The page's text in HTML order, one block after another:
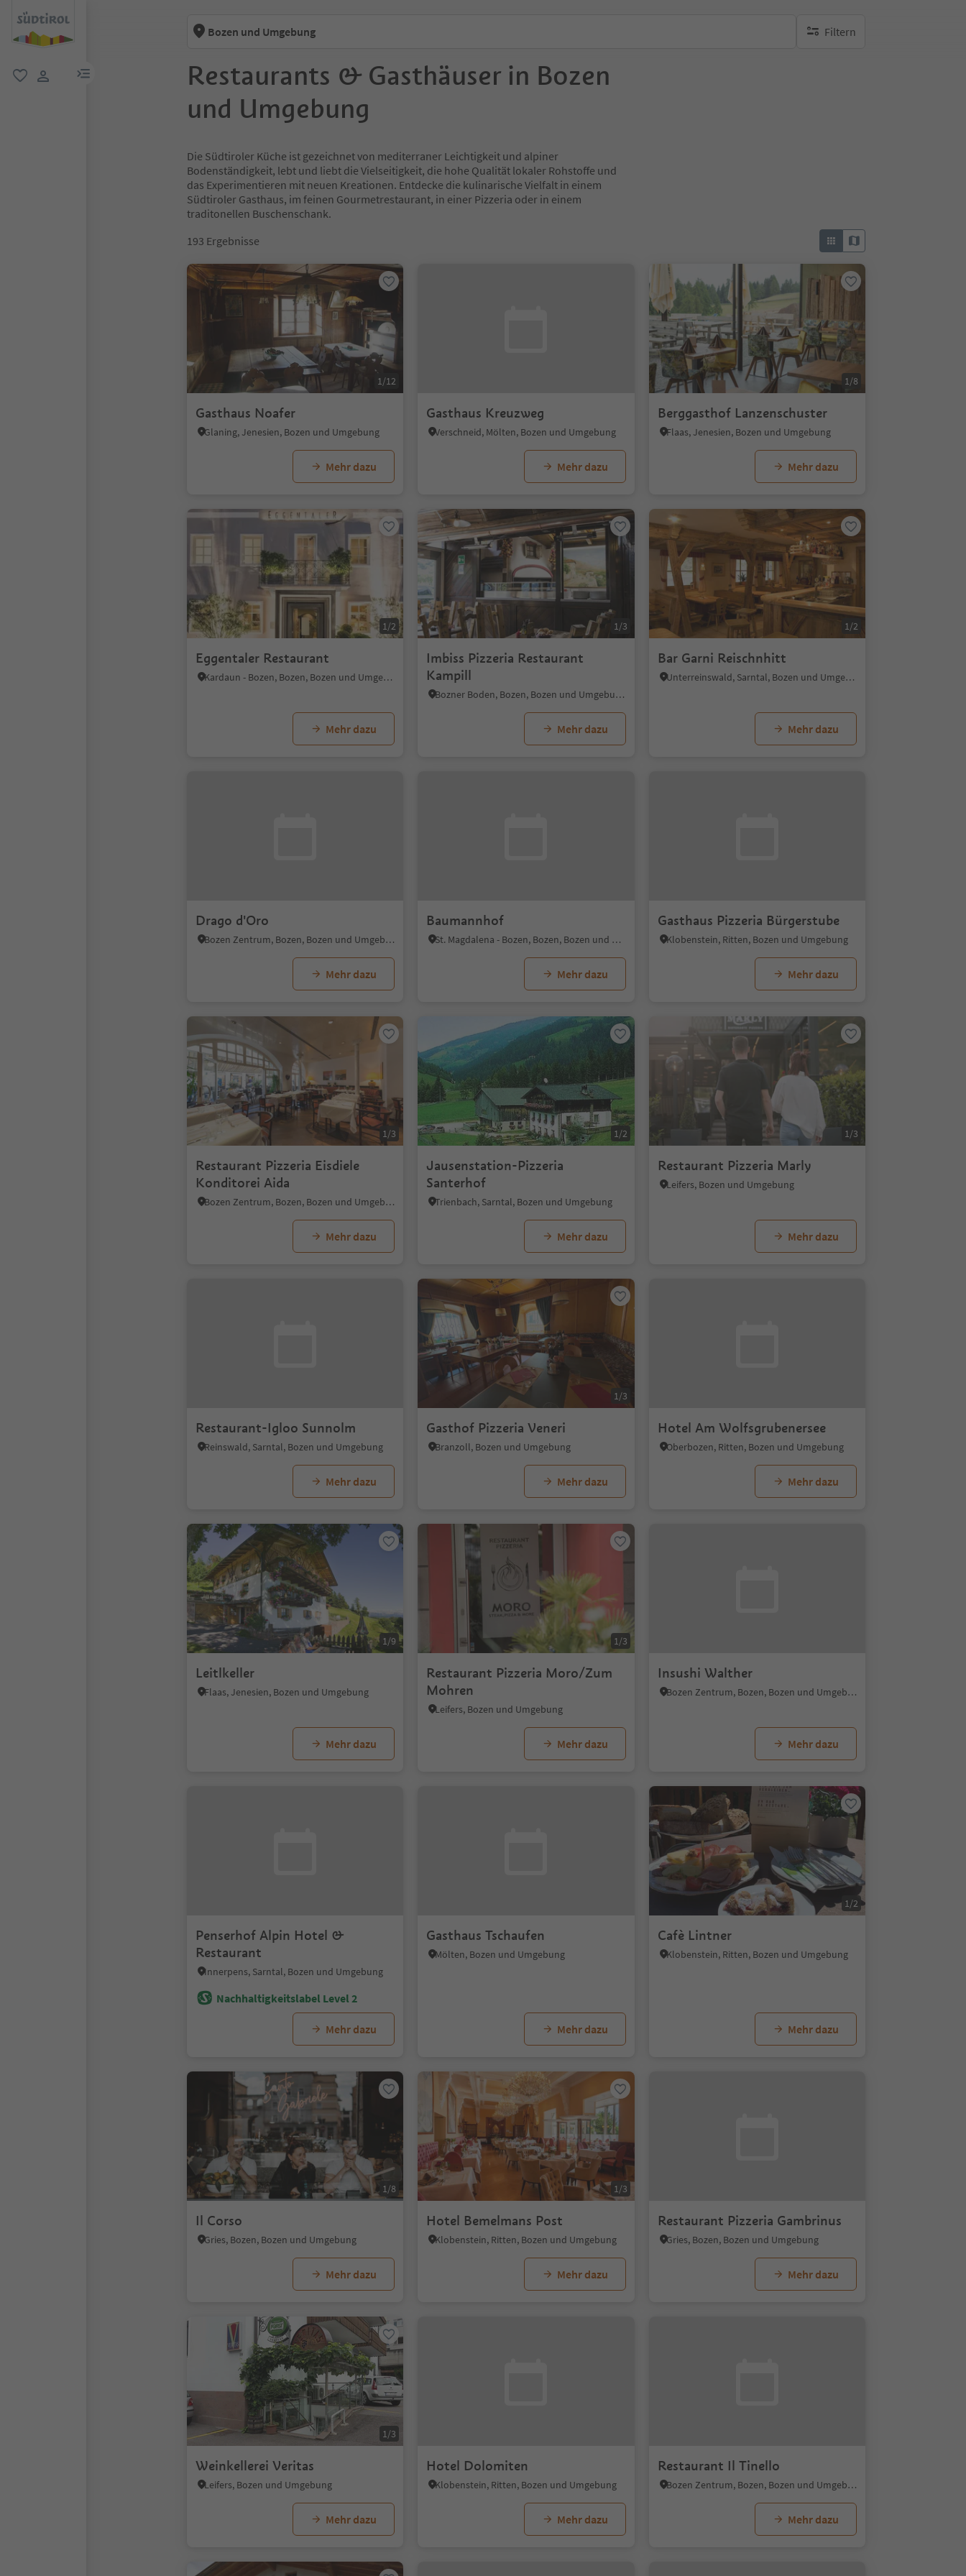
menu link
Bozen und Umgebung Filtern
keine aktiven Filte
Restaurants & Gasthäuser in Bozen
und Umgebung
Die Südtiroler Küche ist gezeichnet von mediterraner Leichtigkeit und alpiner
Bodenständigkeit, lebt und liebt die Vielseitigkeit, die hohe Qualität lokaler Rohstoffe und
das Experimentieren mit neuen Kreationen. Entdecke die kulinarische Vielfalt in einem
Südtiroler Gasthaus, im feinen Gourmetrestaurant, in einer Pizzeria oder in einem
traditonellen Buschenschank.
193 Ergebnisse
1/12
Gasthaus Noafer
Glaning, Jenesien, Bozen und Umgebung
Mehr dazu
Gasthaus Kreuzweg
Verschneid, Mölten, Bozen und Umgebung
Mehr dazu
1/8
Berggasthof Lanzenschuster
Flaas, Jenesien, Bozen und Umgebung
Mehr dazu
1/2
Eggentaler Restaurant
Kardaun - Bozen, Bozen, Bozen und Umgebung
Mehr dazu
1/3
Imbiss Pizzeria Restaurant
Kampill
Bozner Boden, Bozen, Bozen und Umgebung
Mehr dazu
1/2
Bar Garni Reischnhitt
Unterreinswald, Sarntal, Bozen und Umgebung
Mehr dazu
Drago d'Oro
Bozen Zentrum, Bozen, Bozen und Umgebung
Mehr dazu
Baumannhof
St. Magdalena - Bozen, Bozen, Bozen und Umgebung
Mehr dazu
Gasthaus Pizzeria Bürgerstube
Klobenstein, Ritten, Bozen und Umgebung
Mehr dazu
1/3
Restaurant Pizzeria Eisdiele
Konditorei Aida
Bozen Zentrum, Bozen, Bozen und Umgebung
Mehr dazu
1/2
Jausenstation-Pizzeria
Santerhof
Trienbach, Sarntal, Bozen und Umgebung
Mehr dazu
1/3
Restaurant Pizzeria Marly
Leifers, Bozen und Umgebung
Mehr dazu
Restaurant-Igloo Sunnolm
Reinswald, Sarntal, Bozen und Umgebung
Mehr dazu
1/3
Gasthof Pizzeria Veneri
Branzoll, Bozen und Umgebung
Mehr dazu
Hotel Am Wolfsgrubenersee
Oberbozen, Ritten, Bozen und Umgebung
Mehr dazu
1/9
Leitlkeller
Flaas, Jenesien, Bozen und Umgebung
Mehr dazu
1/3
Restaurant Pizzeria Moro/Zum
Mohren
Leifers, Bozen und Umgebung
Mehr dazu
Insushi Walther
Bozen Zentrum, Bozen, Bozen und Umgebung
Mehr dazu
Penserhof Alpin Hotel &
Restaurant
Innerpens, Sarntal, Bozen und Umgebung
Nachhaltigkeitslabel Level 2
Mehr dazu
Gasthaus Tschaufen
Mölten, Bozen und Umgebung
Mehr dazu
1/2
Cafè Lintner
Klobenstein, Ritten, Bozen und Umgebung
Mehr dazu
1/8
Il Corso
Gries, Bozen, Bozen und Umgebung
Mehr dazu
1/3
Hotel Bemelmans Post
Klobenstein, Ritten, Bozen und Umgebung
Mehr dazu
Restaurant Pizzeria Gambrinus
Gries, Bozen, Bozen und Umgebung
Mehr dazu
1/3
Weinkellerei Veritas
Leifers, Bozen und Umgebung
Mehr dazu
Hotel Dolomiten
Klobenstein, Ritten, Bozen und Umgebung
Mehr dazu
Restaurant Il Tinello
Bozen Zentrum, Bozen, Bozen und Umgebung
Mehr dazu